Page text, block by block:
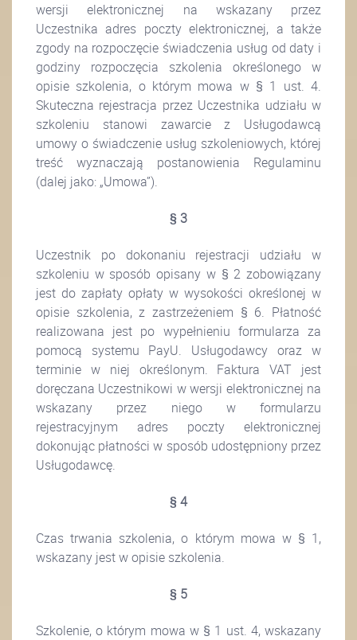
wersji elektronicznej na wskazany przez
Uczestnika adres poczty elektronicznej, a także
zgody na rozpoczęcie świadczenia usług od daty i
godziny rozpoczęcia szkolenia określonego w
opisie szkolenia, o którym mowa w § 1 ust. 4.
Skuteczna rejestracja przez Uczestnika udziału w
szkoleniu stanowi zawarcie z Usługodawcą
umowy o świadczenie usług szkoleniowych, której
treść wyznaczają postanowienia Regulaminu
(dalej jako: „Umowa”).
§ 3
Uczestnik po dokonaniu rejestracji udziału w
szkoleniu w sposób opisany w § 2 zobowiązany
jest do zapłaty opłaty w wysokości określonej w
opisie szkolenia, z zastrzeżeniem § 6. Płatność
realizowana jest po wypełnieniu formularza za
pomocą systemu PayU.
Usługodawcy oraz w
terminie w niej określonym. Faktura VAT jest
doręczana Uczestnikowi w wersji elektronicznej na
wskazany przez niego w formularzu
rejestracyjnym adres poczty elektronicznej
dokonując płatności w sposób udostępniony przez
Usługodawcę.
§ 4
Czas trwania szkolenia, o którym mowa w § 1,
wskazany jest w opisie szkolenia.
§ 5
Szkolenie, o którym mowa w § 1 ust. 4, wskazany